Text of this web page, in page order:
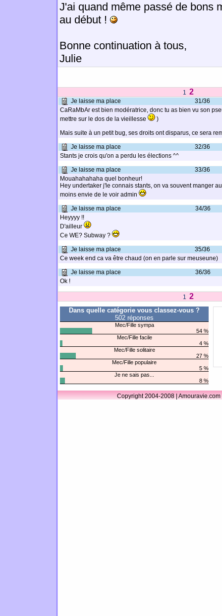
J'ai quand même passé de bons
au début !
Bonne continuation à tous,
Julie
1 2
Je laisse ma place
31/36
CaRaMbAr est bien modératrice, donc tu as bien vu son
mettre sur le dos de la vieillesse
)
Mais suite à un petit bug, ses droits ont disparus, ce sera
Je laisse ma place
32/36
Stants je crois qu'on a perdu les élections ^^
Je laisse ma place
33/36
Mouahahahaha quel bonheur!
Hey undertaker j'le connais stants, on va souvent manger
moins envie de le voir admin
Je laisse ma place
34/36
Heyyyy !!
D'ailleur
Ce WE? Subway ?
Je laisse ma place
35/36
Ce week end ca va être chaud (on en parle sur meuseune)
Je laisse ma place
36/36
Ok !
1 2
Dans quelle catégorie vous classez-vous ?
502 réponses
Mec/Fille sympa
54 %
Mec/Fille facile
4 %
Mec/Fille solitaire
27 %
Mec/Fille populaire
5 %
Je ne sais pas...
8 %
Copyright 2004-2008 |